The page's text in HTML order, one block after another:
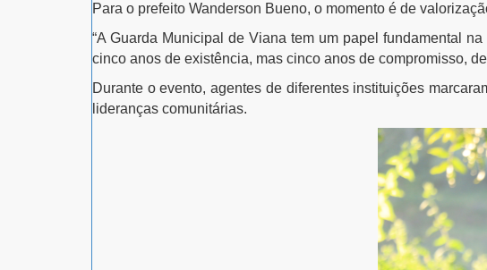
Para o prefeito Wanderson Bueno, o momento é de
“A Guarda Municipal de Viana tem um papel fundamental
cinco anos de existência, mas cinco anos de compromisso,
Durante o evento, agentes de diferentes instituições
lideranças comunitárias.